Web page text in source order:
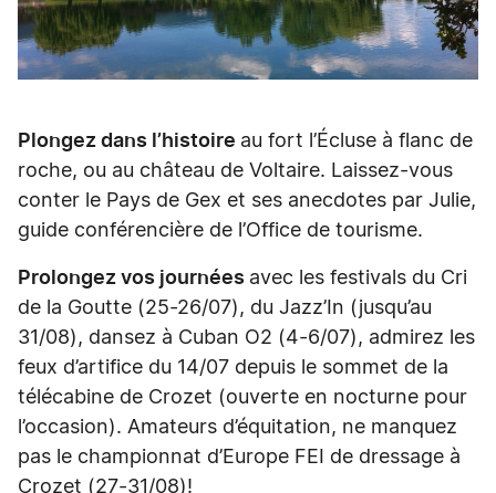
Plongez dans l’histoire au fort l’Écluse à flanc de
roche, ou au château de Voltaire. Laissez-vous
conter le Pays de Gex et ses anecdotes par Julie,
guide conférencière de l’Office de tourisme.
Prolongez vos journées avec les festivals du Cri
de la Goutte (25-26/07), du Jazz’In (jusqu’au
31/08), dansez à Cuban O2 (4-6/07), admirez les
feux d’artifice du 14/07 depuis le sommet de la
télécabine de Crozet (ouverte en nocturne pour
l’occasion). Amateurs d’équitation, ne manquez
pas le championnat d’Europe FEI de dressage à
Crozet (27-31/08)!